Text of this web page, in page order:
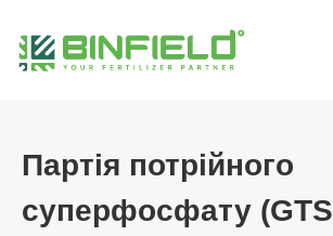
Партія потрійного
суперфосфату